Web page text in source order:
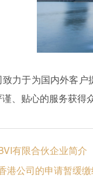
致力于为国内外客户
、贴心的服务获得
有限合伙企业简介
港公司的申请暂缓